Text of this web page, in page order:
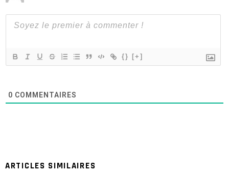
{} [+]
0 COMMENTAIRES
ARTICLES SIMILAIRES